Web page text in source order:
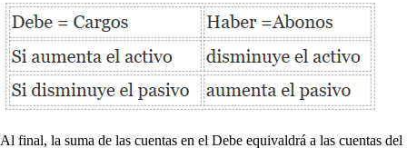
Al final, la suma de las cuentas en el Debe equivaldrá a las cuentas del